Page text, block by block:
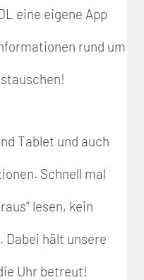
eine eigene App
rund um
Tablet und auch
Schnell mal
lesen, kein
Dabei hält unsere
Uhr betreut!